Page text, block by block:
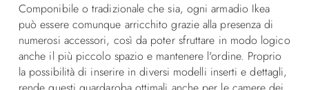
Componibile o tradizionale che sia, ogni armadio Ikea
può essere comunque arricchito grazie alla presenza di
numerosi accessori, così da poter sfruttare in modo logico
anche il più piccolo spazio e mantenere l'ordine. Proprio
la possibilità di inserire in diversi modelli inserti e dettagli,